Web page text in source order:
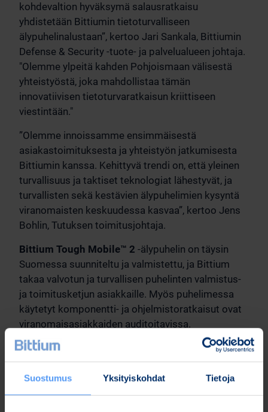
Suostumus Yksityiskohdat Tietoja
kohdevaltion hyväksymä salausratkaisu
yhdistetään Bittiumin tietoturvalliseen
älypuhelinalustaan”, kertoo Jari Sankala, Bittiumin
Defense & Security -tuote- ja palvelualueen johtaja.
"Olemme ylpeitä kahden Pohjoismaan välisestä
yhteistyöstä, joka mahdollistaa tämän
innovatiivisen tietoturvaratkaisun kriittiseen
viestintään."
”Olemme innoissamme ensimmäisestä
asiakastoimituksesta ja yhteistyön jatkumisesta
Bittiumin kanssa. Kehittyvä trendi on, että yleinen
turvallisuus ja taktiset teknologiat lähestyvät, ja
turvallisten sekä kestävien älypuhelimien kysyntä
viranomaisten keskuudessa kasvaa”, kertoo Jens
Bohlin, Tutuksen toimitusjohtaja.
Bittium Tough Mobile™ 2 -älypuhelin on täysin
Suomessa suunniteltu ja valmistettu, ja Bittium
takaa valvotun ja turvallisen puhelinten valmistus-
ja toimitusketjun asiakkaille. Myös puhelimessa
käytetyt komponentti- ja ohjelmistoratkaisut ovat
viranomaisasiakkaiden auditoitavissa.
Viranomaiskäyttöön suunnitellun puhelimen
saatavuus ja käyttöikä ovat normaaleja
tietoturvapäivitysten saatavuus huomattavasti
parempi. Puhelimen ainutlaatuisiin